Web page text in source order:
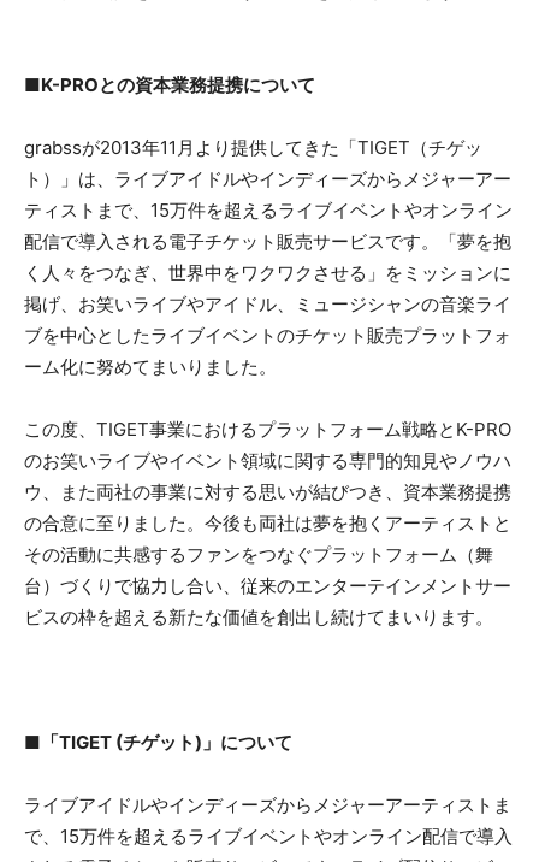
■K-PROとの資本業務提携について
grabssが2013年11月より提供してきた「TIGET（チゲッ
ト）」は、ライブアイドルやインディーズからメジャーアー
ティストまで、15万件を超えるライブイベントやオンライン
配信で導入される電子チケット販売サービスです。「夢を抱
く人々をつなぎ、世界中をワクワクさせる」をミッションに
掲げ、お笑いライブやアイドル、ミュージシャンの音楽ライ
ブを中心としたライブイベントのチケット販売プラットフォ
ーム化に努めてまいりました。
この度、TIGET事業におけるプラットフォーム戦略とK-PRO
のお笑いライブやイベント領域に関する専門的知見やノウハ
ウ、また両社の事業に対する思いが結びつき、資本業務提携
の合意に至りました。今後も両社は夢を抱くアーティストと
その活動に共感するファンをつなぐプラットフォーム（舞
台）づくりで協力し合い、従来のエンターテインメントサー
ビスの枠を超える新たな価値を創出し続けてまいります。
■「TIGET (チゲット)」について
ライブアイドルやインディーズからメジャーアーティストま
で、15万件を超えるライブイベントやオンライン配信で導入